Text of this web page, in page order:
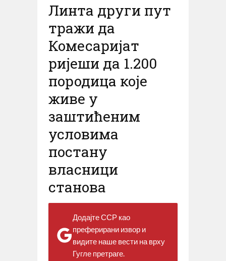
Линта други пут
тражи да
Комесаријат
ријеши да 1.200
породица које
живе у
заштићеним
условима
постану
власници
станова
Додајте ССР као
преферирани извор и
видите наше вести на врху
Гугле претраге.